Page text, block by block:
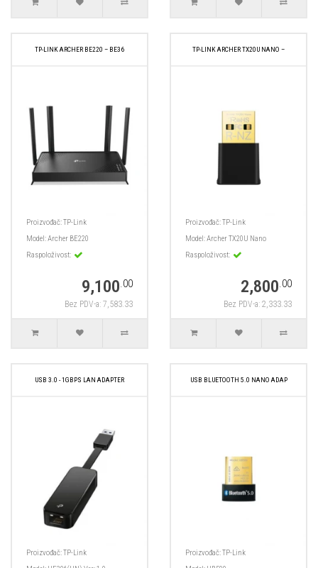
TP-LINK ARCHER BE220 – BE36
Proizvođač:TP-Link
Model:Archer BE220
Raspoloživost:
9,100.00
Bez PDV-a: 7,583.33
TP-LINK ARCHER TX20U NANO –
Proizvođač:TP-Link
Model:Archer TX20U Nano
Raspoloživost:
2,800.00
Bez PDV-a: 2,333.33
USB 3.0 - 1GBPS LAN ADAPTER
Proizvođač:TP-Link
USB BLUETOOTH 5.0 NANO ADAP
Proizvođač:TP-Link